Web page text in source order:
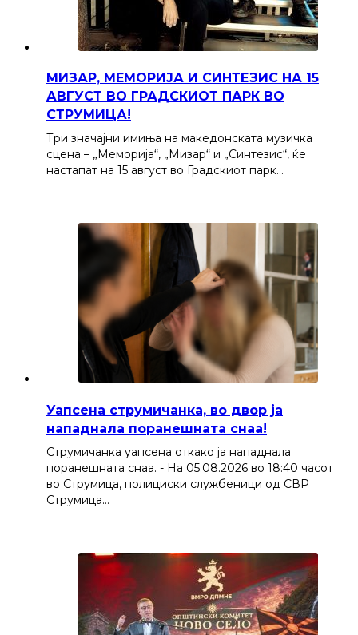
МИЗАР, МЕМОРИЈА И СИНТЕЗИС НА 15
АВГУСТ ВО ГРАДСКИОТ ПАРК ВО
СТРУМИЦА!
Три значајни имиња на македонската музичка
сцена – „Меморија“, „Мизар“ и „Синтезис“, ќе
настапат на 15 август во Градскиот парк…
Уапсена струмичанка, во двор ја
нападнала поранешната снаа!
Струмичанка уапсена откако ја нападнала
поранешната снаа. - На 05.08.2026 во 18:40 часот
во Струмица, полициски службеници од СВР
Струмица…